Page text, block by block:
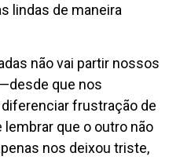
lindas de maneira
não vai partir nossos
que nos
frustração de
que o outro não
nos deixou triste,